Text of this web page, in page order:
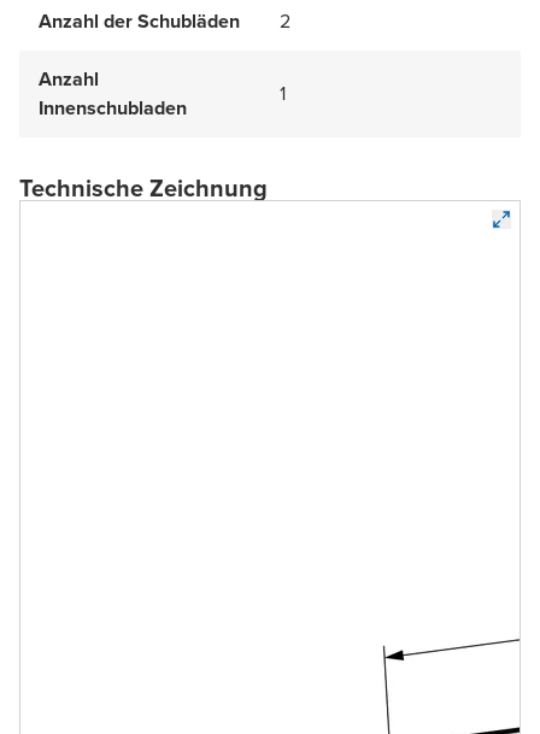
Anzahl der Schubläden 2
Anzahl
Innenschubladen
1
Technische Zeichnung